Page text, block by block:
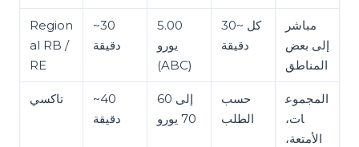
Region
al RB /
RE
~30
دقيقة
5.00
يورو
(ABC)
كل ~30
دقيقة
مباشر
إلى بعض
المناطق
تاكسي
~40
دقيقة
60 إلى
70 يورو
حسب
الطلب
المجموع
ات،
الأمتعة،